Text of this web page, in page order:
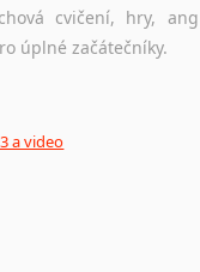
cvičení, hry,
úplné začátečníky.
a video